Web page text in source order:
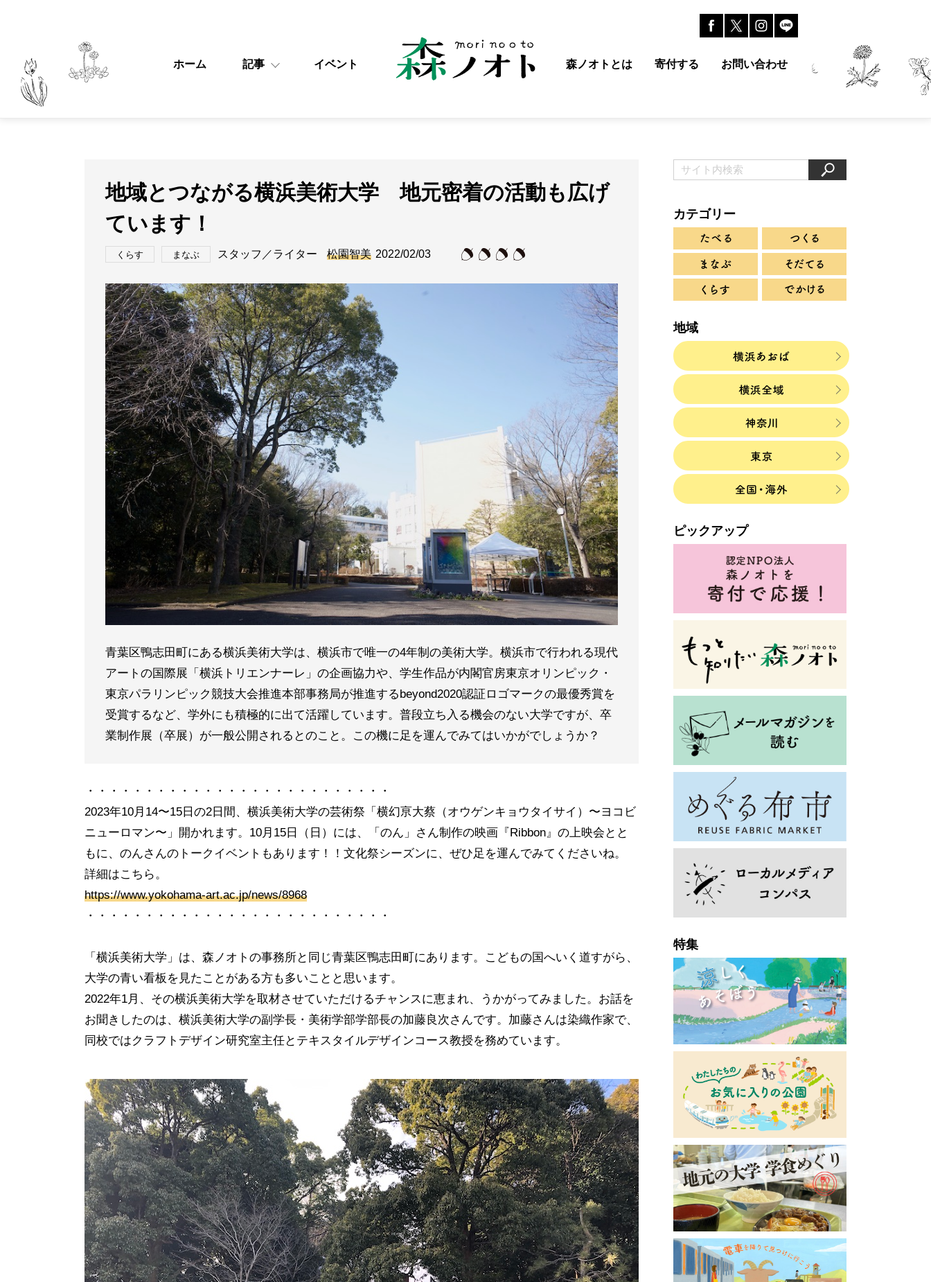
ホーム 記事 イベント 森ノオトとは 寄付する お問い合わせ
地域とつながる横浜美術大学 地元密着の活動も広げ
ています！
くらす まなぶ スタッフ／ライター 松園智美 2022/02/03
青葉区鴨志田町にある横浜美術大学は、横浜市で唯一の4年制の美術大学。横浜市で行われる現代
アートの国際展「横浜トリエンナーレ」の企画協力や、学生作品が内閣官房東京オリンピック・
東京パラリンピック競技大会推進本部事務局が推進するbeyond2020認証ロゴマークの最優秀賞を
受賞するなど、学外にも積極的に出て活躍しています。普段立ち入る機会のない大学ですが、卒
業制作展（卒展）が一般公開されるとのこと。この機に足を運んでみてはいかがでしょうか？
・・・・・・・・・・・・・・・・・・・・・・・・・・
2023年10月14〜15日の2日間、横浜美術大学の芸術祭「横幻亰⼤蔡（オウゲンキョウタイサイ）〜ヨコビ
ニューロマン〜」開かれます。10⽉15⽇（⽇）には、「のん」さん制作の映画『Ribbon』の上映会とと
もに、のんさんのトークイベントもあります！！文化祭シーズンに、ぜひ足を運んでみてくださいね。
詳細はこちら。
https://www.yokohama-art.ac.jp/news/8968
・・・・・・・・・・・・・・・・・・・・・・・・・・
「横浜美術大学」は、森ノオトの事務所と同じ青葉区鴨志田町にあります。こどもの国へいく道すがら、
大学の青い看板を見たことがある方も多いことと思います。
2022年1月、その横浜美術大学を取材させていただけるチャンスに恵まれ、うかがってみました。お話を
お聞きしたのは、横浜美術大学の副学長・美術学部学部長の加藤良次さんです。加藤さんは染織作家で、
同校ではクラフトデザイン研究室主任とテキスタイルデザインコース教授を務めています。
カテゴリー
地域
ピックアップ
特集